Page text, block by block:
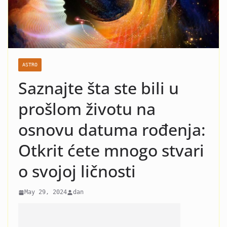
ZBOG MARIJE ŠERIFOVIĆ: Niko SE
nije NADAO ovoj TRAGEDIJI!!!
(FOTO)
ASTRO
Saznajte šta ste bili u
prošlom životu na
osnovu datuma rođenja:
Otkrit ćete mnogo stvari
o svojoj ličnosti
May 29, 2024 dan